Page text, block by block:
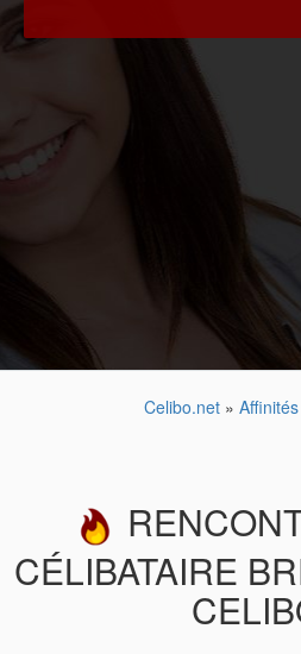
Celibo.net» Affinités
CÉLIBATAIRE